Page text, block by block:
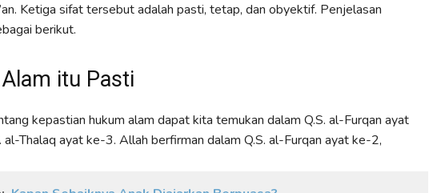
Ketiga sifat tersebut adalah pasti, tetap, dan obyektif. Penjelasan
berikut.
itu Pasti
kepastian hukum alam dapat kita temukan dalam Q.S. al-Furqan ayat
al-Thalaq ayat ke-3. Allah berfirman dalam Q.S. al-Furqan ayat ke-2,